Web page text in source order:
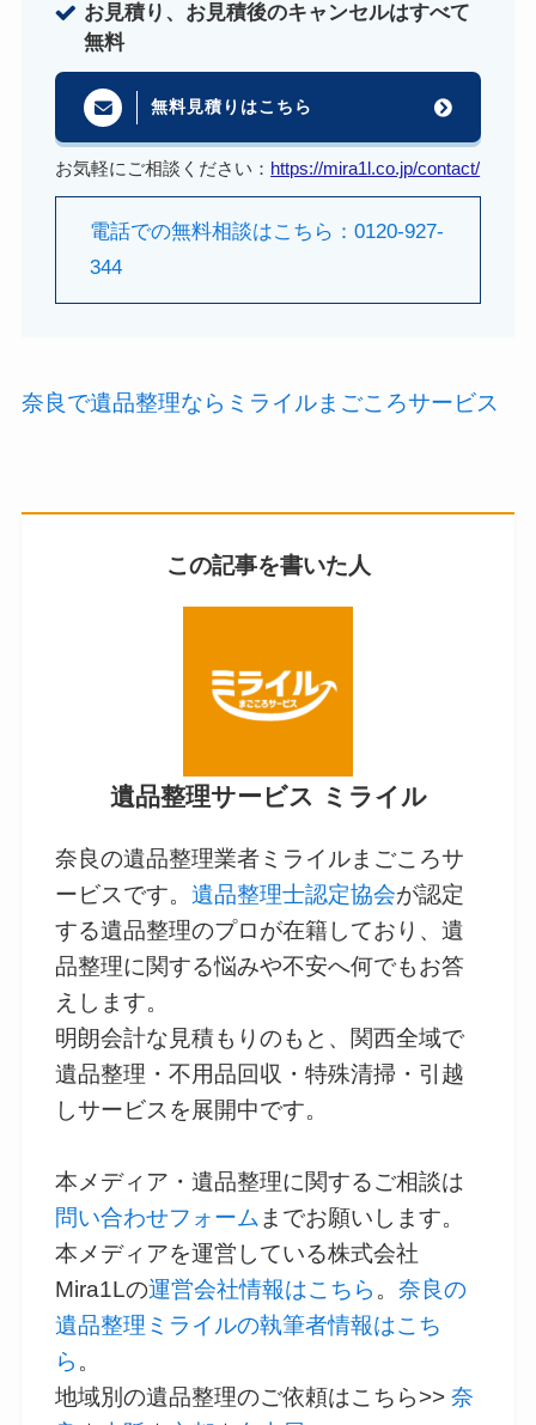
お見積り、お見積後のキャンセルはすべて
無料
無料見積りはこちら
お気軽にご相談ください： https://mira1l.co.jp/contact/
電話での無料相談はこちら：0120-927-
344
奈良で遺品整理ならミライルまごころサービス
この記事を書いた人
遺品整理サービス ミライル
奈良の遺品整理業者ミライルまごころサ
ービスです。遺品整理士認定協会が認定
する遺品整理のプロが在籍しており、遺
品整理に関する悩みや不安へ何でもお答
えします。
明朗会計な見積もりのもと、関西全域で
遺品整理・不用品回収・特殊清掃・引越
しサービスを展開中です。
本メディア・遺品整理に関するご相談は
問い合わせフォーム までお願いします。
本メディアを運営している株式会社
Mira1Lの運営会社情報はこちら 。奈良の
遺品整理ミライルの執筆者情報はこち
ら 。
地域別の遺品整理のご依頼はこちら>>奈